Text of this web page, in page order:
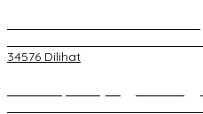
34576 Dilihat